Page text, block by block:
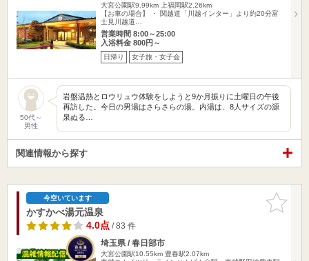
大宮公園駅9.99km
上福岡駅2.26km
【お車の場合】 ・ 関越道「川越インター」より約20分富
士見川越道…
営業時間 8:00～25:00
入浴料金 800円～
日帰り 女子旅・女子会
50代～
男性
岩盤温熱とロウリュウ体験をしようと9か月振りに土曜日の午後
再訪した。今日の男湯はさらさらの湯。内湯は、8人サイズの源
泉ぬる…
関連情報から探す
お気に入
りに追加
今空いています
かすかべ湯元温泉
4.0点/ 83 件
埼玉県 / 春日部市
大宮公園駅10.55km 豊春駅2.07km